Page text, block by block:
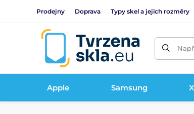
Prodejny Doprava Typy skel a jejich rozměry
Apple Samsung